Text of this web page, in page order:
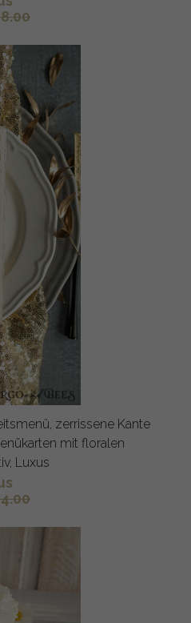
zerrissene Kante
mit floralen
Luxus